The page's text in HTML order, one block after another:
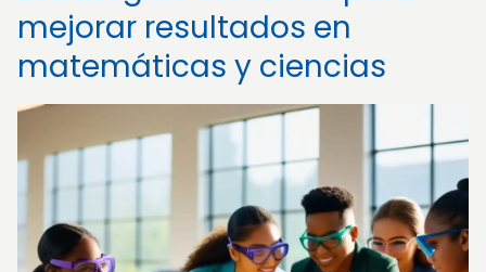
mejorar resultados en
matemáticas y ciencias